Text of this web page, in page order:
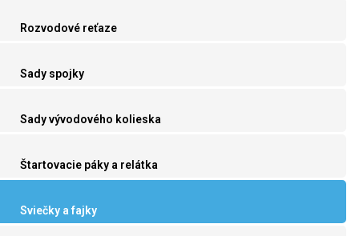
Rozvodové reťaze
Sady spojky
Sady vývodového kolieska
Štartovacie páky a relátka
Sviečky a fajky